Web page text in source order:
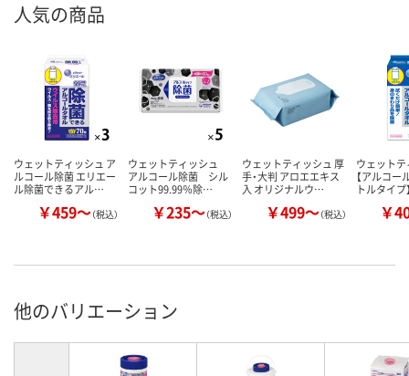
人気の商品
ウェットティッシュ ア
ルコール除菌 エリエー
ル除菌できるアル…
￥459～（税込）
ウェットティッシュ
アルコール除菌 シル
コット99.99％除…
￥235～（税込）
ウェットティッシュ 厚
手・大判 アロエエキス
入 オリジナルウ…
￥499～（税込）
ウェット
【アルコー
トルタイ
￥
他のバリエーション